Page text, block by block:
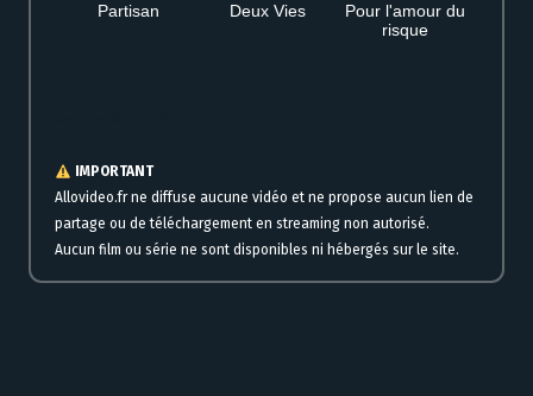
Partisan Deux Vies
Pour l'amour du
risque
IMPORTANT
Allovideo.fr ne diffuse aucune vidéo et ne propose aucun lien de
partage ou de téléchargement en streaming non autorisé.
Aucun film ou série ne sont disponibles ni hébergés sur le site.